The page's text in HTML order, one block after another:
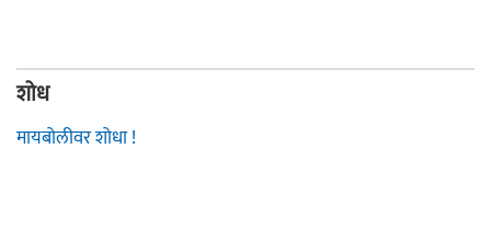
शोध
मायबोलीवर शोधा !